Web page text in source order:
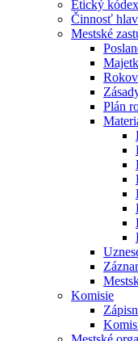
Etický kódex
Činnosť
Mestské
Plán
Komisie